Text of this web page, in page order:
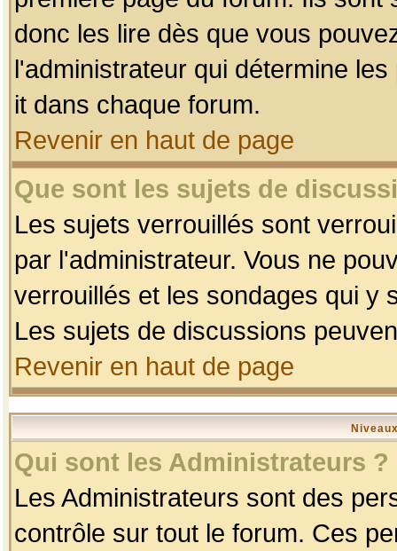
donc les lire dès que vous
l'administrateur qui détermine
it dans chaque forum.
Revenir en haut de page
Que sont les sujets de
Les sujets verrouillés sont
par l'administrateur. Vous ne
verrouillés et les sondages qui y
Les sujets de discussions
Revenir en haut de page
Qui sont les Administrateurs ?
Les Administrateurs sont des
contrôle sur tout le forum. Ces